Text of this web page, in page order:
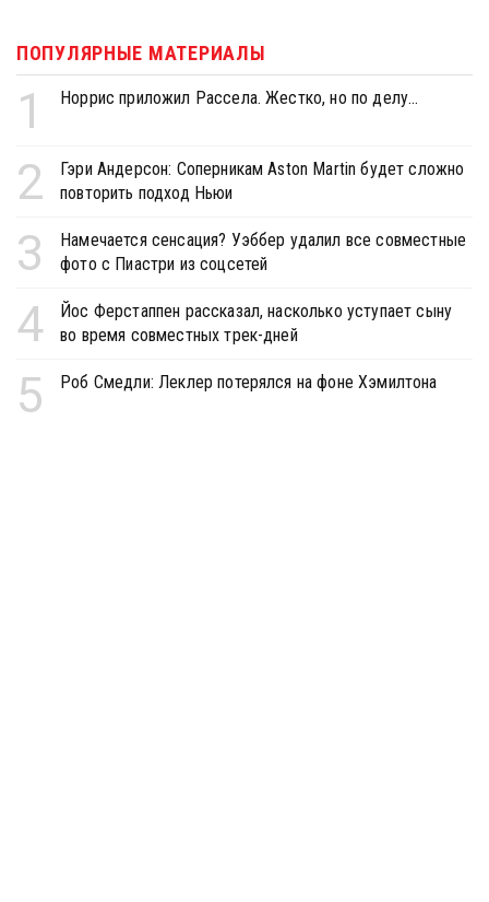
ПОПУЛЯРНЫЕ МАТЕРИАЛЫ
1 Норрис приложил Рассела. Жестко, но по делу...
2
Гэри Андерсон: Соперникам Aston Martin будет сложно
повторить подход Ньюи
3
Намечается сенсация? Уэббер удалил все совместные
фото с Пиастри из соцсетей
4
Йос Ферстаппен рассказал, насколько уступает сыну
во время совместных трек-дней
5 Роб Смедли: Леклер потерялся на фоне Хэмилтона